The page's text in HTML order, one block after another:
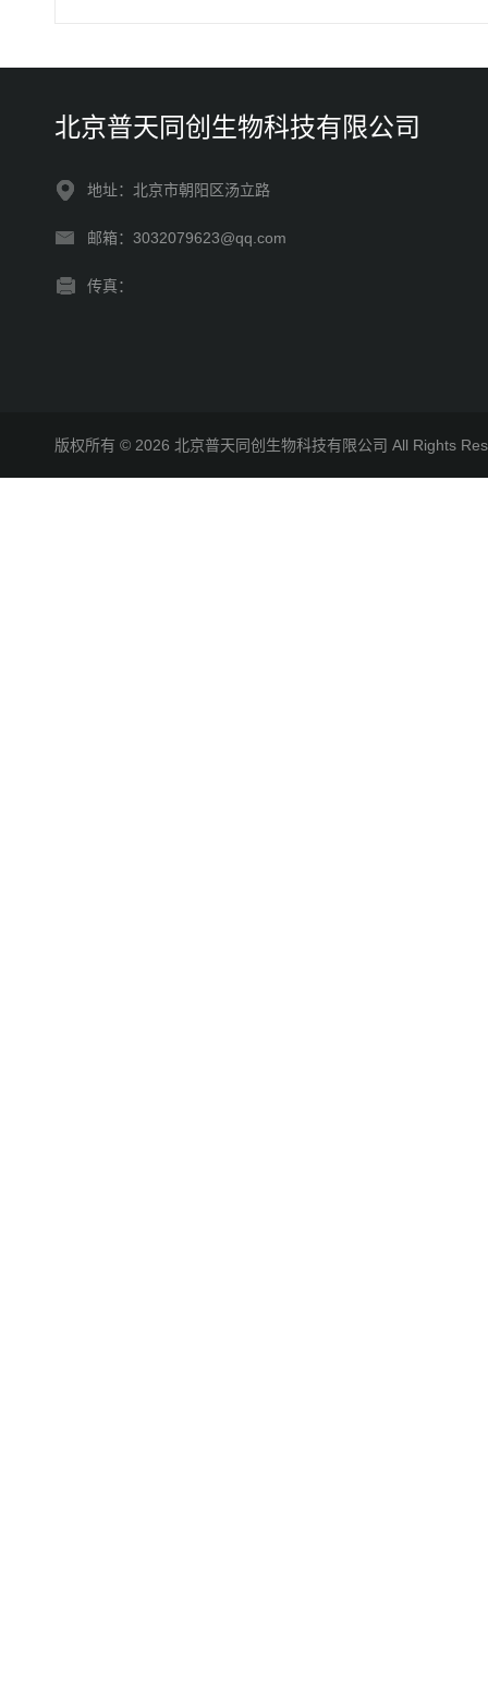
北京普天同创生物科技有限公司
地址：北京市朝阳区汤立路
邮箱：3032079623@qq.com
传真：
版权所有 © 2026 北京普天同创生物科技有限公司 All Rights